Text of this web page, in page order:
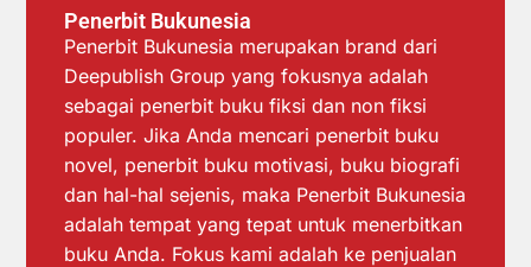
Penerbit Bukunesia
Penerbit Bukunesia merupakan brand dari
Deepublish Group yang fokusnya adalah
sebagai penerbit buku fiksi dan non fiksi
populer. Jika Anda mencari penerbit buku
novel, penerbit buku motivasi, buku biografi
dan hal-hal sejenis, maka Penerbit Bukunesia
adalah tempat yang tepat untuk menerbitkan
buku Anda. Fokus kami adalah ke penjualan